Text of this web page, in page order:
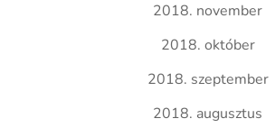
2018. november
2018. október
2018. szeptember
2018. augusztus